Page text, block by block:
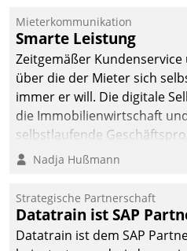
Mieterkommunikation
Smarte Leistung
Zeitgemäßer
über die der Mieter sich
immer er will. Die digitale
die Immobilienwirtschaft
selbstlaufende
Kunde und smart der
Nadja Hußmann
Strategische Partnerschaft
Datatrain ist SAP
Datatrain ist dem SAP